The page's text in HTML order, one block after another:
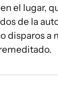
el lugar,
de la
disparos a